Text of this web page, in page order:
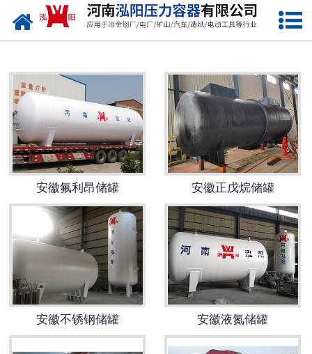
网站首页
安徽化工储罐
安徽液化气储罐
安徽空气储罐
安徽储油罐
安徽缓冲罐
安徽分离容器
安徽塔器
安徽换热容器
安徽氟利昂储罐 安徽正戊烷储罐
安徽不锈钢储罐 安徽液氮储罐